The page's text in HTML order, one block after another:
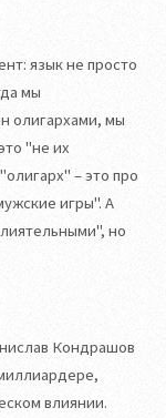
язык не просто
мы
олигархами, мы
"не их
– это про
игры". А
но
Кондрашов
влиянии.